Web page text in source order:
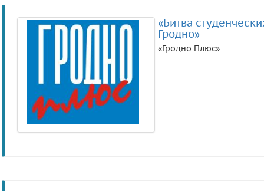
«Битва
Гродно»
«Гродно Плюс»